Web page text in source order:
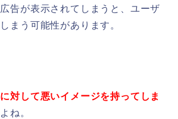
告が表示されてしまうと、ユーザ
まう可能性があります。
対して悪いイメージを持ってしま
ね。